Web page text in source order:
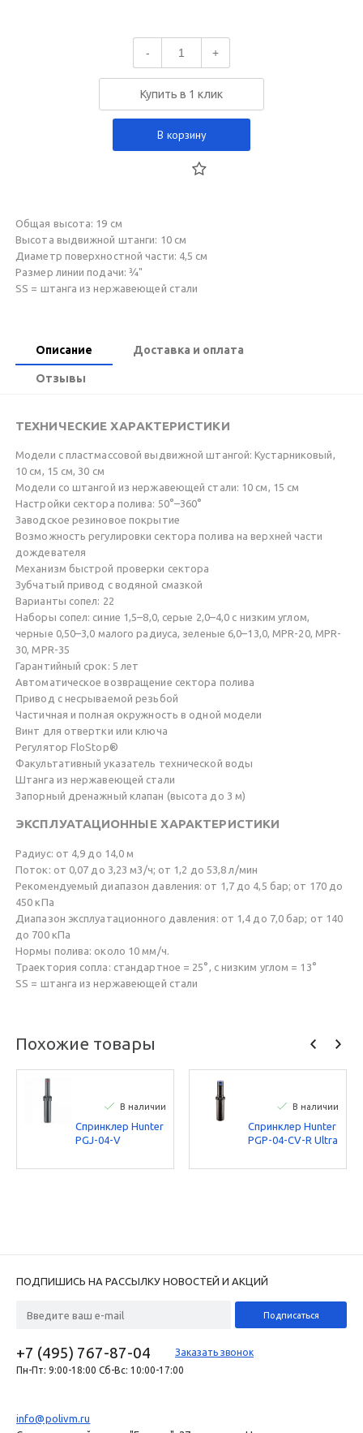
- +
Купить в 1 клик
В корзину
Общая высота: 19 см
Высота выдвижной штанги: 10 см
Диаметр поверхностной части: 4,5 см
Размер линии подачи: ¾"
SS = штанга из нержавеющей стали
Описание Доставка и оплата
Отзывы
ТЕХНИЧЕСКИЕ ХАРАКТЕРИСТИКИ
Модели с пластмассовой выдвижной штангой: Кустарниковый,
10 см, 15 см, 30 см
Модели со штангой из нержавеющей стали: 10 см, 15 см
Настройки сектора полива: 50°–360°
Заводское резиновое покрытие
Возможность регулировки сектора полива на верхней части
дождевателя
Механизм быстрой проверки сектора
Зубчатый привод с водяной смазкой
Варианты сопел: 22
Наборы сопел: синие 1,5–8,0, серые 2,0–4,0 с низким углом,
черные 0,50–3,0 малого радиуса, зеленые 6,0–13,0, MPR-20, MPR-
30, MPR-35
Гарантийный срок: 5 лет
Автоматическое возвращение сектора полива
Привод с несрываемой резьбой
Частичная и полная окружность в одной модели
Винт для отвертки или ключа
Регулятор FloStop®
Факультативный указатель технической воды
Штанга из нержавеющей стали
Запорный дренажный клапан (высота до 3 м)
ЭКСПЛУАТАЦИОННЫЕ ХАРАКТЕРИСТИКИ
Радиус: от 4,9 до 14,0 м
Поток: от 0,07 до 3,23 м3/ч; от 1,2 до 53,8 л/мин
Рекомендуемый диапазон давления: от 1,7 до 4,5 бар; от 170 до
450 кПа
Диапазон эксплуатационного давления: от 1,4 до 7,0 бар; от 140
до 700 кПа
Нормы полива: около 10 мм/ч.
Траектория сопла: стандартное = 25°, с низким углом = 13°
SS = штанга из нержавеющей стали
Похожие товары
В наличии
Спринклер Hunter
PGJ-04-V
В наличии
Спринклер Hunter
PGP-04-CV-R Ultra
ПОДПИШИСЬ НА РАССЫЛКУ НОВОСТЕЙ И АКЦИЙ
+7 (495) 767-87-04
Заказать звонок
Пн-Пт: 9:00-18:00 Сб-Вс: 10:00-17:00
info@polivm.ru